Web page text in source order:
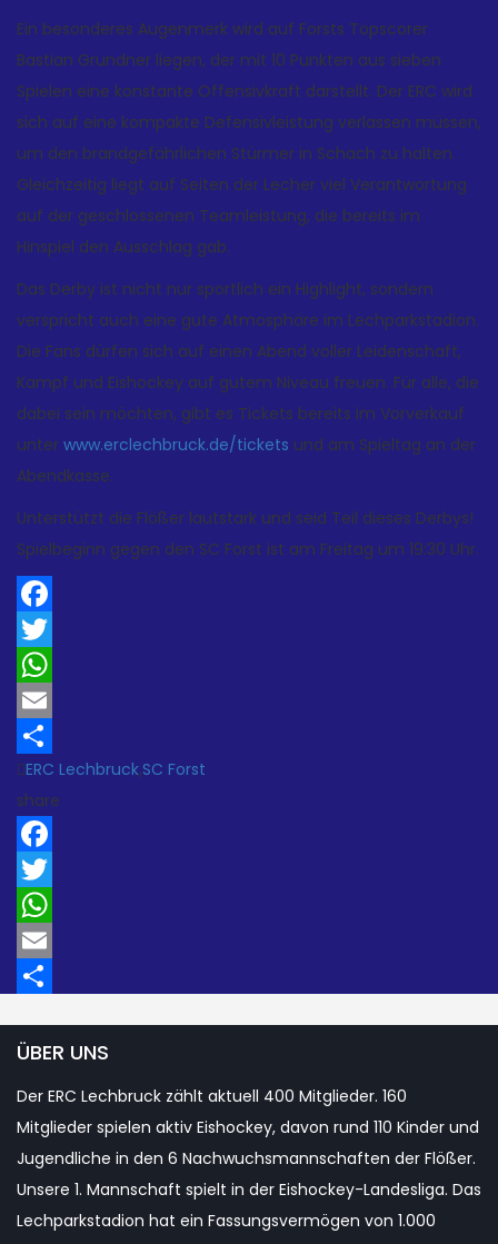
Ein besonderes Augenmerk wird auf Forsts Topscorer
Bastian Grundner liegen, der mit 10 Punkten aus sieben
Spielen eine konstante Offensivkraft darstellt. Der ERC wird
sich auf eine kompakte Defensivleistung verlassen müssen,
um den brandgefährlichen Stürmer in Schach zu halten.
Gleichzeitig liegt auf Seiten der Lecher viel Verantwortung
auf der geschlossenen Teamleistung, die bereits im
Hinspiel den Ausschlag gab.
Das Derby ist nicht nur sportlich ein Highlight, sondern
verspricht auch eine gute Atmosphäre im Lechparkstadion.
Die Fans dürfen sich auf einen Abend voller Leidenschaft,
Kampf und Eishockey auf gutem Niveau freuen. Für alle, die
dabei sein möchten, gibt es Tickets bereits im Vorverkauf
unter www.erclechbruck.de/tickets und am Spieltag an der
Abendkasse.
Unterstützt die Flößer lautstark und seid Teil dieses Derbys!
Spielbeginn gegen den SC Forst ist am Freitag um 19:30 Uhr.
Facebook
Twitter
WhatsApp
Email
Teilen
ERC Lechbruck,SC Forst
share
Facebook
Twitter
WhatsApp
Email
ÜBER UNS
Der ERC Lechbruck zählt aktuell 400 Mitglieder. 160
Mitglieder spielen aktiv Eishockey, davon rund 110 Kinder und
Jugendliche in den 6 Nachwuchsmannschaften der Flößer.
Unsere 1. Mannschaft spielt in der Eishockey-Landesliga. Das
Lechparkstadion hat ein Fassungsvermögen von 1.000